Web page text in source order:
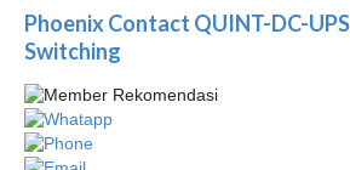
Phoenix Contact QUINT-DC-
Switching